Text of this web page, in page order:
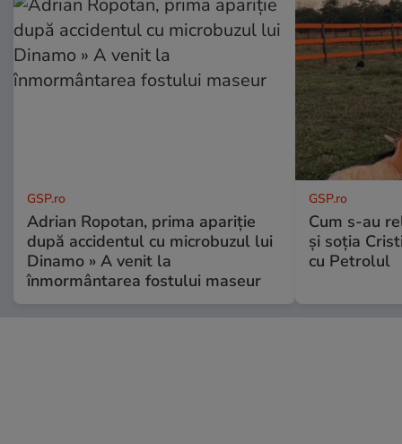
GSP.ro
Adrian Ropotan, prima apariție
după accidentul cu microbuzul lui
Dinamo » A venit la
înmormântarea fostului maseur
GSP.ro
Cum s-au
și soția
cu Petrolul